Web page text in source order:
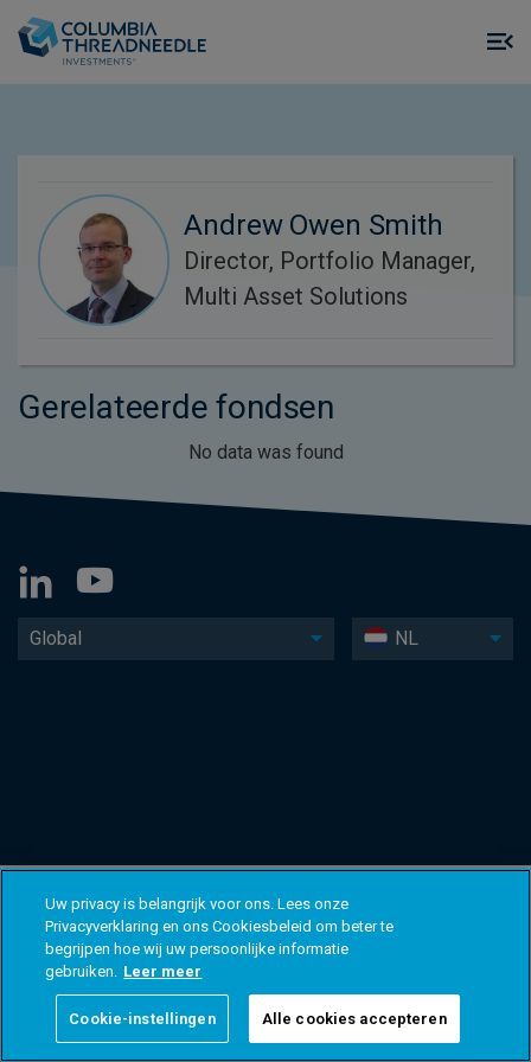
Andrew Owen Smith
Director, Portfolio Manager,
Multi Asset Solutions
Gerelateerde fondsen
No data was found
Global NL
Uw privacy is belangrijk voor ons. Lees onze
Privacyverklaring en ons Cookiesbeleid om beter te
begrijpen hoe wij uw persoonlijke informatie
gebruiken. Leer meer
Cookie-instellingen Alle cookies accepteren